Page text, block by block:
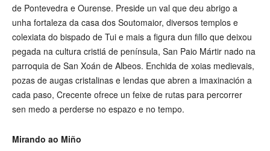
de Pontevedra e Ourense. Preside un val que deu abrigo a
unha fortaleza da casa dos Soutomaior, diversos templos e
colexiata do bispado de Tui e mais a figura dun fillo que deixou
pegada na cultura cristiá de península, San Paio Mártir nado na
parroquia de San Xoán de Albeos. Enchida de xoias medievais,
pozas de augas cristalinas e lendas que abren a imaxinación a
cada paso, Crecente ofrece un feixe de rutas para percorrer
sen medo a perderse no espazo e no tempo.
Mirando ao Miño